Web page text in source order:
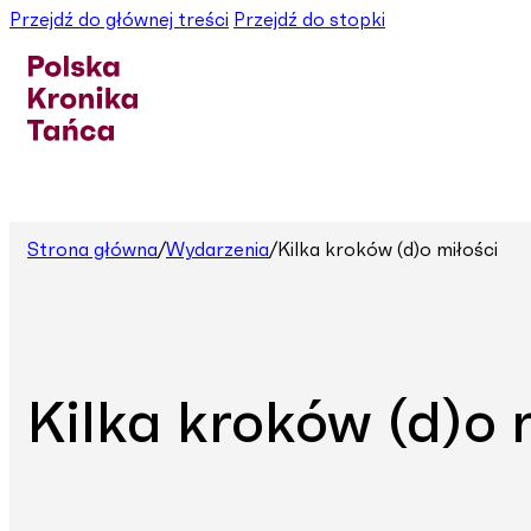
Przejdź do głównej treści Przejdź do stopki
Strona główna/Wydarzenia/Kilka kroków (d)o miłości
Kilka kroków (d)o